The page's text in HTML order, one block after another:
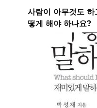
사람이 아무것도
떻게 해야 하나요?